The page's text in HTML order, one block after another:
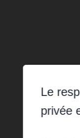
Le
privée